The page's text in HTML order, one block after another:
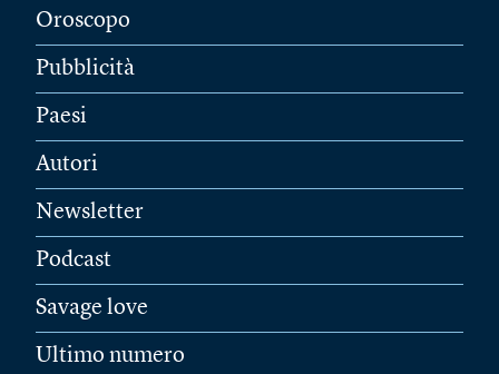
Oroscopo
Pubblicità
Paesi
Autori
Newsletter
Podcast
Savage love
Ultimo numero